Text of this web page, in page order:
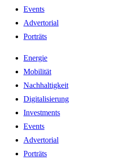
Events
Advertorial
Porträts
Energie
Mobilität
Nachhaltigkeit
Digitalisierung
Investments
Events
Advertorial
Porträts